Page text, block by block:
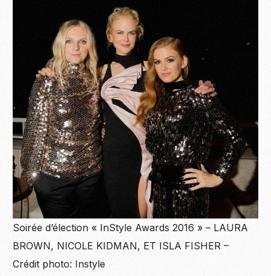
Soirée d’élection « InStyle Awards 2016 » – LAURA
BROWN, NICOLE KIDMAN, ET ISLA FISHER –
Crédit photo: Instyle